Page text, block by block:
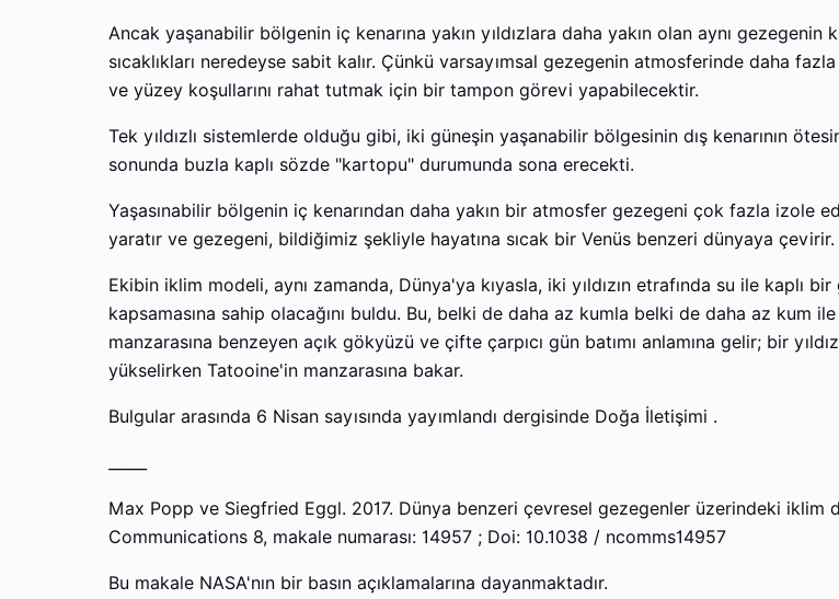
Ancak yaşanabilir bölgenin iç kenarına yakın yıldızlara daha yakın olan aynı
sıcaklıkları neredeyse sabit kalır. Çünkü varsayımsal gezegenin atmosferinde daha
ve yüzey koşullarını rahat tutmak için bir tampon görevi yapabilecektir.
Tek yıldızlı sistemlerde olduğu gibi, iki güneşin yaşanabilir bölgesinin dış kenarının
sonunda buzla kaplı sözde "kartopu" durumunda sona erecekti.
Yaşasınabilir bölgenin iç kenarından daha yakın bir atmosfer gezegeni çok fazla izole
yaratır ve gezegeni, bildiğimiz şekliyle hayatına sıcak bir Venüs benzeri dünyaya çevirir.
Ekibin iklim modeli, aynı zamanda, Dünya'ya kıyasla, iki yıldızın etrafında su ile kaplı
kapsamasına sahip olacağını buldu. Bu, belki de daha az kumla belki de daha az kum
manzarasına benzeyen açık gökyüzü ve çifte çarpıcı gün batımı anlamına gelir; bir
yükselirken Tatooine'in manzarasına bakar.
Bulgular arasında 6 Nisan sayısında yayımlandı dergisinde Doğa İletişimi .
Max Popp ve Siegfried Eggl. 2017. Dünya benzeri çevresel gezegenler üzerindeki iklim
Communications 8, makale numarası: 14957 ; Doi: 10.1038 / ncomms14957
Bu makale NASA'nın bir basın açıklamalarına dayanmaktadır.